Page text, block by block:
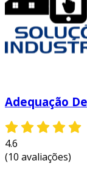
industrial. este
áreas em que a
conformidade e
sensores e
emissão do
Adequação
4.6
(10 avaliações)